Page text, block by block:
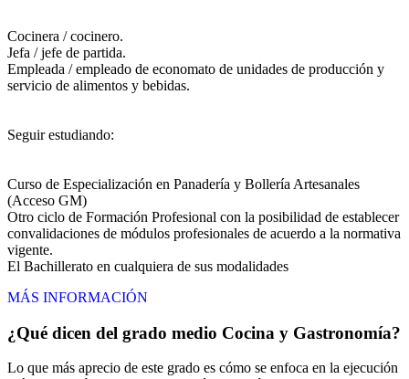
Cocinera / cocinero.
Jefa / jefe de partida.
Empleada / empleado de economato de unidades de producción y
servicio de alimentos y bebidas.
Seguir estudiando:
Curso de Especialización en Panadería y Bollería Artesanales
(Acceso GM)
Otro ciclo de Formación Profesional con la posibilidad de establecer
convalidaciones de módulos profesionales de acuerdo a la normativa
vigente.
El Bachillerato en cualquiera de sus modalidades
MÁS INFORMACIÓN
¿Qué dicen del grado medio Cocina y Gastronomía?
Lo que más aprecio de este grado es cómo se enfoca en la ejecución